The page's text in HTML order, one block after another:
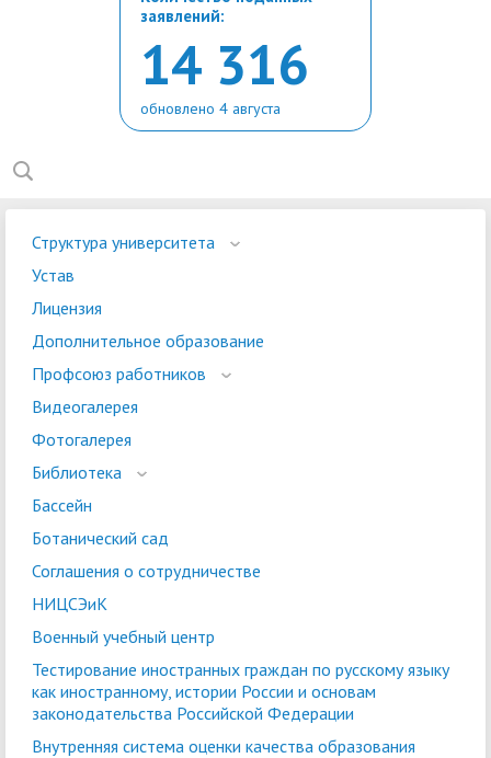
заявлений:
14 316
обновлено 4 августа
Структура университета
Устав
Лицензия
Дополнительное образование
Профсоюз работников
Видеогалерея
Фотогалерея
Библиотека
Бассейн
Ботанический сад
Соглашения о сотрудничестве
НИЦСЭиК
Военный учебный центр
Тестирование иностранных граждан по русскому языку
как иностранному, истории России и основам
законодательства Российской Федерации
Внутренняя система оценки качества образования